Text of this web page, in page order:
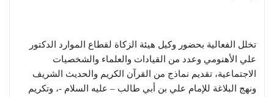
تخلل الفعالية بحضور وكيل هيئة الزكاة لقطاع الموارد الدكتور
علي الأهنومي وعدد من القيادات والعلماء والشخصيات
الاجتماعية، تقديم نماذج من القرآن الكريم والحديث الشريف
ونهج البلاغة للإمام علي بن أبي طالب – عليه السلام -، وتكريم